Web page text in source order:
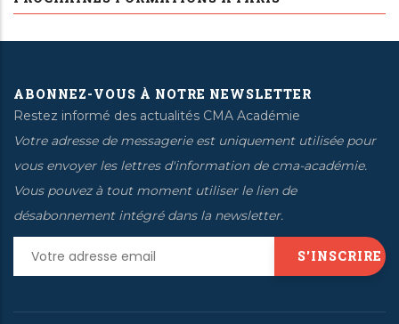
ABONNEZ-VOUS À NOTRE NEWSLETTER
Restez informé des actualités CMA Académie
Votre adresse de messagerie est uniquement utilisée pour
vous envoyer les lettres d'information de cma-académie.
Vous pouvez à tout moment utiliser le lien de
désabonnement intégré dans la newsletter.